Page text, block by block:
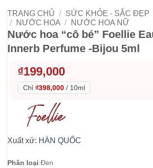
TRANG CHỦ / SỨC KHỎE - SẮC ĐẸP
/
NƯỚC HOA / NƯỚC HOA NỮ
Nước hoa “cô bé” Foellie
Innerb Perfume -Bijou 5ml
₫199,000
Chỉ ₫398,000 / 10ml
Xuất xứ: HÀN QUỐC
Phân loại:Đen